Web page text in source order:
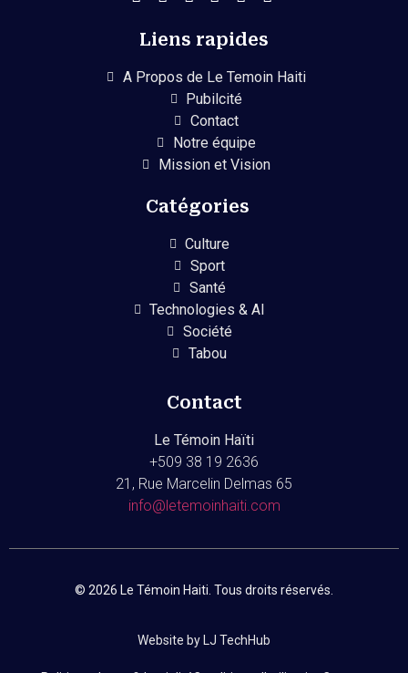
Liens rapides
A Propos de Le Temoin Haiti
Pubilcité
Contact
Notre équipe
Mission et Vision
Catégories
Culture
Sport
Santé
Technologies & AI
Société
Tabou
Contact
Le Témoin Haïti
+509 38 19 2636
21, Rue Marcelin Delmas 65
info@letemoinhaiti.com
© 2026 Le Témoin Haiti. Tous droits réservés.
Website by LJ TechHub